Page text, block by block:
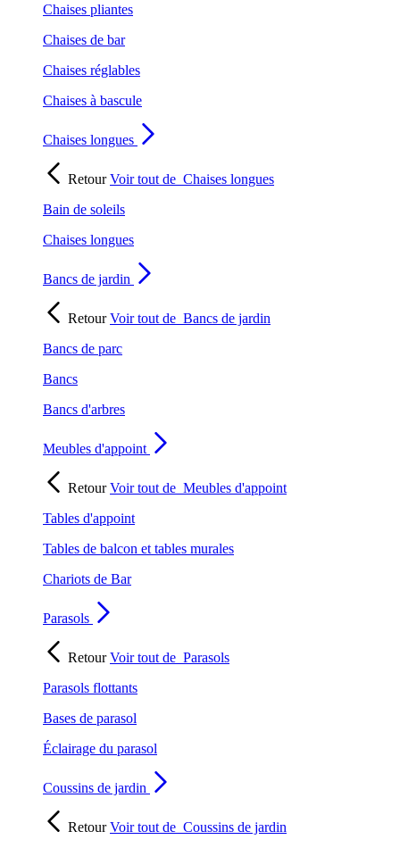
Chaises pliantes
Chaises de bar
Chaises réglables
Chaises à bascule
Chaises longues
RetourVoir tout de Chaises longues
Bain de soleils
Chaises longues
Bancs de jardin
RetourVoir tout de Bancs de jardin
Bancs de parc
Bancs
Bancs d'arbres
Meubles d'appoint
RetourVoir tout de Meubles d'appoint
Tables d'appoint
Tables de balcon et tables murales
Chariots de Bar
Parasols
RetourVoir tout de Parasols
Parasols flottants
Bases de parasol
Éclairage du parasol
Coussins de jardin
RetourVoir tout de Coussins de jardin